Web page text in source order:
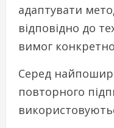
адаптувати
відповідно до
вимог
Серед
повторного